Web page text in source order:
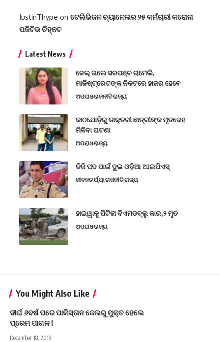
JustinThype on ଟେଲିଭିଜନ ଚ୍ୟାନେଲର ୨୫ କର୍ମଚାରୀ କରୋନା
ପଜିଟିଭ ଚିହ୍ନଟ
Latest News
ଜେଲ୍ ଗଲେ ସରପଞ୍ଚ ଚାମେଲି,
ମାଜିଷ୍ଟ୍ରେଟଙ୍କ ନିକଟରେ ହାଜର ହେବେ
ଅପରାଧରାଜନୀତିରାଜ୍ୟ
କାଠଯୋଡ଼ିରୁ ଡାକ୍ତରୀ ଛାତ୍ରୀଙ୍କ ମୃତଦେହ
ମିଳିବା ଘଟଣା
ଅପରାଧରାଜ୍ୟ
ଡିଜି ପଦ ପାଇଁ ଦୁଇ ଓଡ଼ିଆ ଆଇପିଏସ୍
ଜୀବନଚର୍ଯ୍ୟାରାଜନୀତିରାଜ୍ୟ
ହାଇୱାକୁ ପିଟିଲା ବିଏମଡବ୍ଲୁ କାର,୨ ମୃତ
ଅପରାଧରାଜ୍ୟ
You Might Also Like
ଦୀର୍ଘ ୬ବର୍ଷ ପରେ ପାକିସ୍ତାନ ଜେଲରୁ ମୁକ୍ତ ହେଲେ
ପ୍ରେମ ପାଗଳ !
December 18, 2018